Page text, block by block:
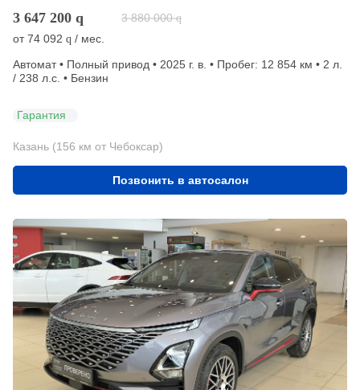
3 647 200 q 3 880 000 q
от74 092 q / мес.
Автомат • Полный привод • 2025 г. в. • Пробег: 12 854 км • 2 л.
/ 238 л.с. • Бензин
Гарантия
Казань (156 км от Чебоксар)
Позвонить в автосалон